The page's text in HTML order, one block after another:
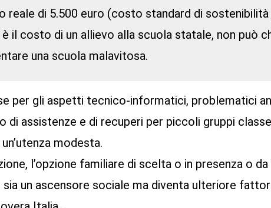
reale di 5.500 euro (costo standard di
il costo di un allievo alla scuola statale, non può
una scuola malavitosa.
per gli aspetti tecnico-informatici, problematici
di assistenze e di recuperi per piccoli gruppi
modesta.
l’opzione familiare di scelta o in presenza o
sia un ascensore sociale ma diventa ulteriore